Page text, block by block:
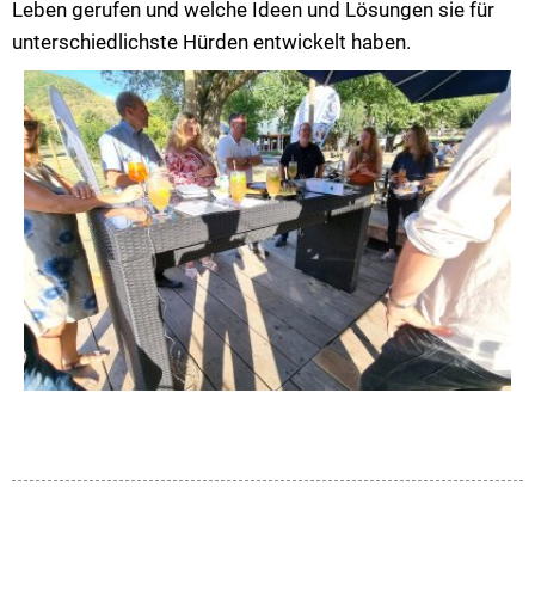
Leben gerufen und welche Ideen und Lösungen sie für
unterschiedlichste Hürden entwickelt haben.